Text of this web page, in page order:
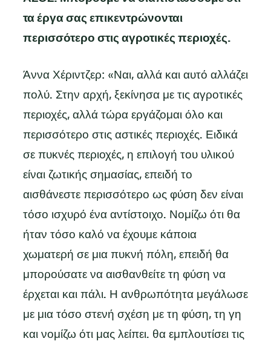
τα έργα σας επικεντρώνονται
περισσότερο στις αγροτικές περιοχές.
Άννα Χέριντζερ: «Ναι, αλλά και αυτό αλλάζει
πολύ. Στην αρχή, ξεκίνησα με τις αγροτικές
περιοχές, αλλά τώρα εργάζομαι όλο και
περισσότερο στις αστικές περιοχές. Ειδικά
σε πυκνές περιοχές, η επιλογή του υλικού
είναι ζωτικής σημασίας, επειδή το
αισθάνεστε περισσότερο ως φύση δεν είναι
τόσο ισχυρό ένα αντίστοιχο. Νομίζω ότι θα
ήταν τόσο καλό να έχουμε κάποια
χωματερή σε μια πυκνή πόλη, επειδή θα
μπορούσατε να αισθανθείτε τη φύση να
έρχεται και πάλι. Η ανθρωπότητα μεγάλωσε
με μια τόσο στενή σχέση με τη φύση, τη γη
και νομίζω ότι μας λείπει. θα εμπλουτίσει τις